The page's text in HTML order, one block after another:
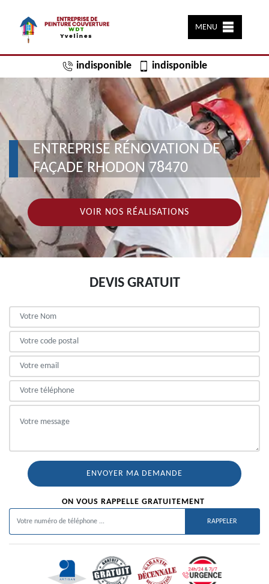
MENU
indisponible indisponible
ENTREPRISE RÉNOVATION DE
FAÇADE RHODON 78470
VOIR NOS RÉALISATIONS
DEVIS GRATUIT
ON VOUS RAPPELLE GRATUITEMENT